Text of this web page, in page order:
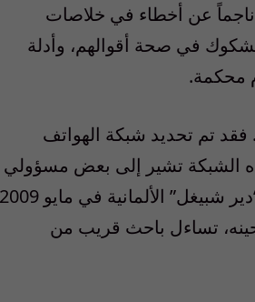
الأربعة ناجماً عن أخطاء في خلاصات
في صحة أقوالهم، وأدلة
محكمة.
فقد تم تحديد شبكة الهواتف
الشبكة تشير إلى بعض مسؤولي
تساءل باحث قريب من